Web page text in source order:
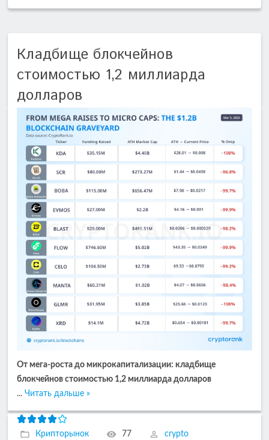
Кладбище блокчейнов
стоимостью 1,2 миллиарда
долларов
От мега-роста до микрокапитализации: кладбище
блокчейнов стоимостью 1,2 миллиарда долларов
... Читать дальше »
Крипторынок 77
crypto